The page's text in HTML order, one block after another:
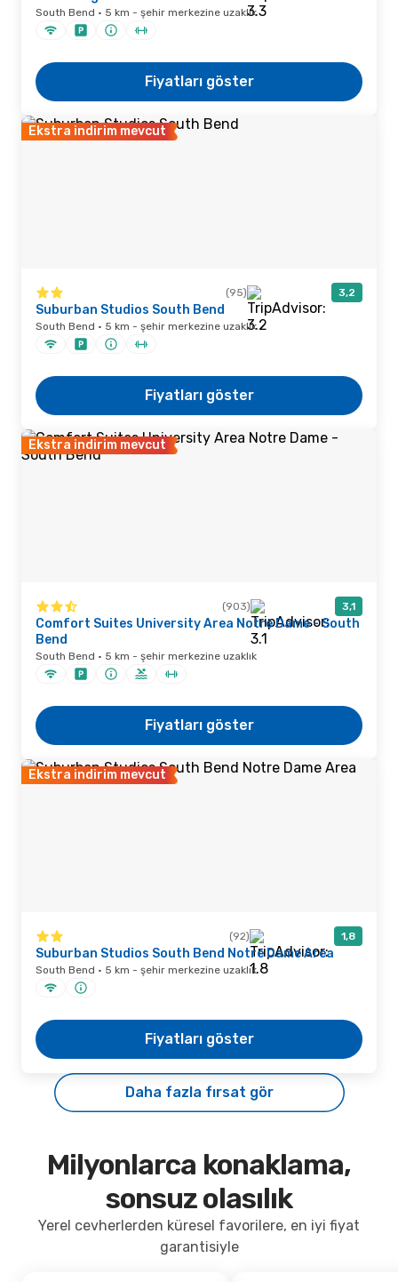
South Bend · 5 km - şehir merkezine uzaklık
Fiyatları göster
Ekstra indirim mevcut
(95) 3,2
Suburban Studios South Bend
South Bend · 5 km - şehir merkezine uzaklık
Fiyatları göster
Ekstra indirim mevcut
(903) 3,1
Comfort Suites University Area Notre Dame - South
Bend
South Bend · 5 km - şehir merkezine uzaklık
Fiyatları göster
Ekstra indirim mevcut
(92) 1,8
Suburban Studios South Bend Notre Dame Area
South Bend · 5 km - şehir merkezine uzaklık
Fiyatları göster
Daha fazla fırsat gör
Milyonlarca konaklama,
sonsuz olasılık
Yerel cevherlerden küresel favorilere, en iyi fiyat
garantisiyle